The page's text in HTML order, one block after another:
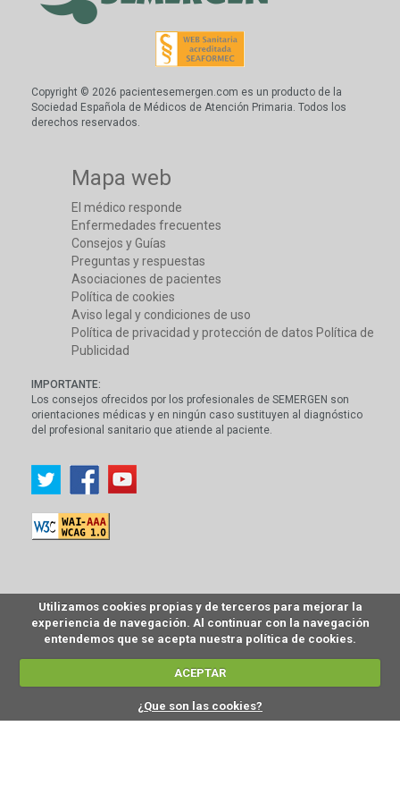
Copyright © 2026 pacientesemergen.com es un producto de la
Sociedad Española de Médicos de Atención Primaria. Todos los
derechos reservados.
Mapa web
El médico responde
Enfermedades frecuentes
Consejos y Guías
Preguntas y respuestas
Asociaciones de pacientes
Política de cookies
Aviso legal y condiciones de uso
Política de privacidad y protección de datos Política de
Publicidad
IMPORTANTE:
Los consejos ofrecidos por los profesionales de SEMERGEN son
orientaciones médicas y en ningún caso sustituyen al diagnóstico
del profesional sanitario que atiende al paciente.
Utilizamos cookies propias y de terceros para mejorar la
experiencia de navegación. Al continuar con la navegación
entendemos que se acepta nuestra política de cookies.
ACEPTAR
¿Que son las cookies?